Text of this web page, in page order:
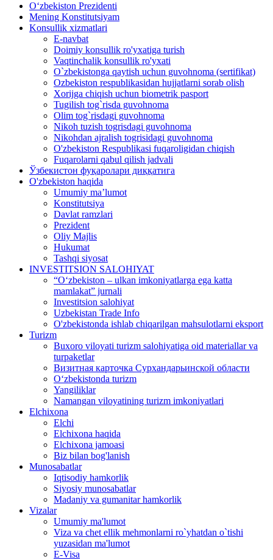
Oʻzbekiston Prezidenti
Mening Konstitutsiyam
Konsullik xizmatlari
E-navbat
Doimiy konsullik ro'yxatiga turish
Vaqtinchalik konsullik ro'yxati
O`zbekistonga qaytish uchun guvohnoma (sertifikat)
Ozbekiston respublikasidan hujjatlarni sorab olish
Xorijga chiqish uchun biometrik pasport
Tugilish tog`risda guvohnoma
Olim tog`risdagi guvohnoma
Nikoh tuzish togrisdagi guvohnoma
Nikohdan ajralish togrisidagi guvohnoma
O'zbekiston Respublikasi fuqaroligidan chiqish
Fuqarolarni qabul qilish jadvali
Ўзбекистон фуқаролари диққатига
O'zbekiston haqida
Umumiy ma’lumot
Konstitutsiya
Davlat ramzlari
Prezident
Oliy Majlis
Hukumat
Tashqi siyosat
INVESTITSION SALOHIYAT
“Oʻzbekiston – ulkan imkoniyatlarga ega katta
mamlakat” jurnali
Investitsion salohiyat
Uzbekistan Trade Info
O'zbekistonda ishlab chiqarilgan mahsulotlarni eksport
Turizm
Buxoro viloyati turizm salohiyatiga oid materiallar va
turpaketlar
Визитная карточка Сурхандарьинской области
Oʻzbekistonda turizm
Yangiliklar
Namangan viloyatining turizm imkoniyatlari
Elchixona
Elchi
Elchixona haqida
Elchixona jamoasi
Biz bilan bog'lanish
Munosabatlar
Iqtisodiy hamkorlik
Siyosiy munosabatlar
Madaniy va gumanitar hamkorlik
Vizalar
Umumiy ma'lumot
Viza va chet ellik mehmonlarni ro`yhatdan o`tishi
yuzasidan ma'lumot
E-Visa